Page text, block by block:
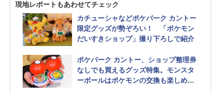
現地レポートもあわせてチェック
カチューシャなどポケパーク カントー
限定グッズが勢ぞろい！ 「ポケモン
だいすきショップ」撮り下ろしで紹介
ポケパーク カントー、ショップ整理券
なしでも買えるグッズ特集。モンスタ
ーボールはポケモンの交換も楽しめ